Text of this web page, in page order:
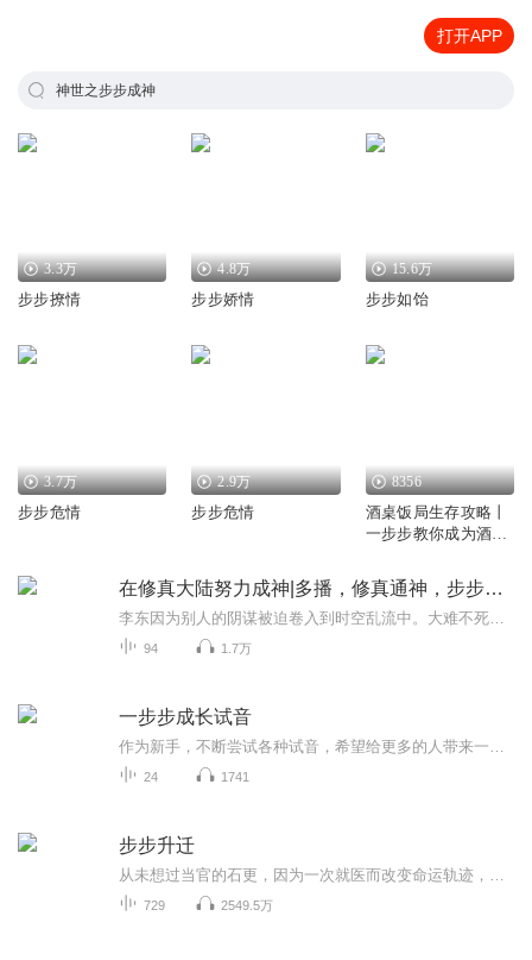
打开APP
神世之步步成神
3.3万
步步撩情
4.8万
步步娇情
15.6万
步步如饴
3.7万
步步危情
2.9万
步步危情
8356
酒桌饭局生存攻略丨
一步步教你成为酒局
在修真大陆努力成神|多播，修真通神，步步惊心
94 1.7万
一步步成长试音
24 1741
步步升迁
729 2549.5万